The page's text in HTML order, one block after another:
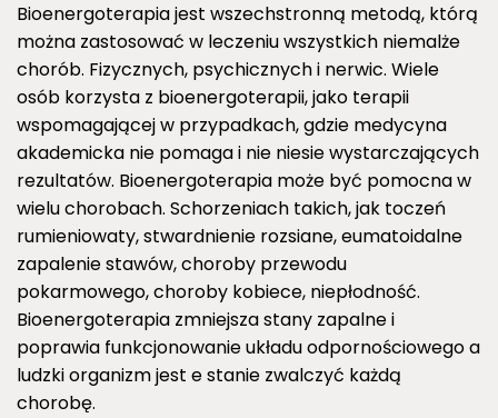
Bioenergoterapia jest wszechstronną metodą, którą
można zastosować w leczeniu wszystkich niemalże
chorób. Fizycznych, psychicznych i nerwic. Wiele
osób korzysta z bioenergoterapii, jako terapii
wspomagającej w przypadkach, gdzie medycyna
akademicka nie pomaga i nie niesie wystarczających
rezultatów. Bioenergoterapia może być pomocna w
wielu chorobach. Schorzeniach takich, jak toczeń
rumieniowaty, stwardnienie rozsiane, eumatoidalne
zapalenie stawów, choroby przewodu
pokarmowego, choroby kobiece, niepłodność.
Bioenergoterapia zmniejsza stany zapalne i
poprawia funkcjonowanie układu odpornościowego a
ludzki organizm jest e stanie zwalczyć każdą
chorobę.